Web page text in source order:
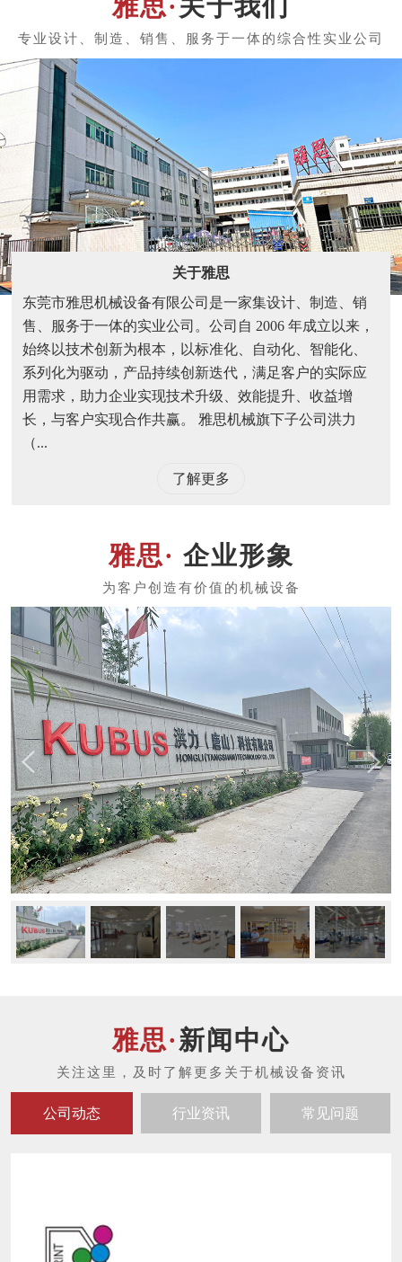
关于我们
关于雅思
东莞市雅思机械设备有限公司是一家集设计、制造、销
售、服务于一体的实业公司。公司自 2006 年成立以来，
始终以技术创新为根本，以标准化、自动化、智能化、
系列化为驱动，产品持续创新迭代，满足客户的实际应
用需求，助力企业实现技术升级、效能提升、收益增
长，与客户实现合作共赢。 雅思机械旗下子公司洪力
（...
了解更多
企业形象
新闻中心
公司动态 行业资讯 常见问题